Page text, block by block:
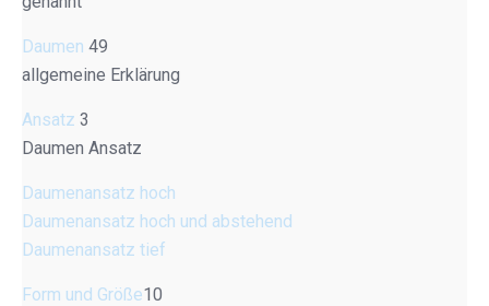
Daumen 49
allgemeine Erklärung
Ansatz 3
Daumen Ansatz
Daumenansatz hoch
Daumenansatz hoch und abstehend
Daumenansatz tief
Form und Größe10